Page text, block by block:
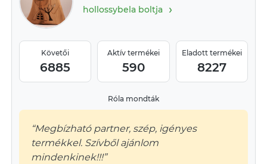
hollossybela boltja›
Követői
6885
Aktív termékei
590
Eladott termékei
8227
Róla mondták
“Megbízható partner, szép, igényes
termékkel. Szívből ajánlom
mindenkinek!!!”